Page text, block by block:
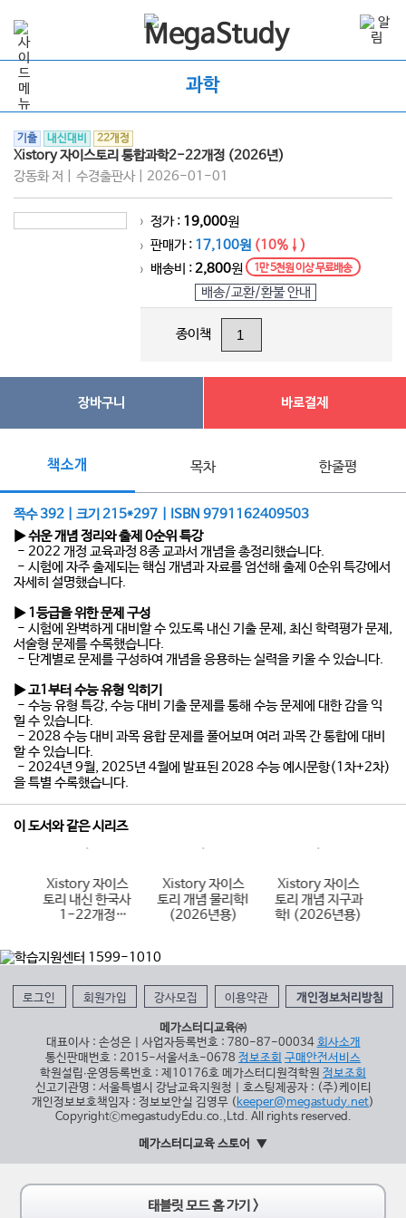
과학
기출 내신대비 22개정
Xistory 자이스토리 통합과학2-22개정 (2026년)
강동화 저 | 수경출판사 | 2026-01-01
> 정가 : 19,000원
> 판매가 : 17,100원 (10%↓)
> 배송비 :2,800원 1만 5천원 이상 무료배송
배송/교환/환불 안내
종이책
장바구니 바로결제
책소개 목차 한줄평
쪽수 392 | 크기 215*297 | ISBN 9791162409503
▶ 쉬운 개념 정리와 출제 0순위 특강
- 2022 개정 교육과정 8종 교과서 개념을 총정리했습니다.
- 시험에 자주 출제되는 핵심 개념과 자료를 엄선해 출제 0순위 특강에서
자세히 설명했습니다.
▶ 1등급을 위한 문제 구성
- 시험에 완벽하게 대비할 수 있도록 내신 기출 문제, 최신 학력평가 문제,
서술형 문제를 수록했습니다.
- 단계별로 문제를 구성하여 개념을 응용하는 실력을 키울 수 있습니다.
▶ 고1부터 수능 유형 익히기
- 수능 유형 특강, 수능 대비 기출 문제를 통해 수능 문제에 대한 감을 익
힐 수 있습니다.
- 2028 수능 대비 과목 융합 문제를 풀어보며 여러 과목 간 통합에 대비
할 수 있습니다.
- 2024년 9월, 2025년 4월에 발표된 2028 수능 예시문항(1차+2차)
을 특별 수록했습니다.
이 도서와 같은 시리즈
Xistory 자이스
토리 내신 한국사
1-22개정
Xistory 자이스
토리 개념 물리학I
(2026년용)
Xistory 자이스
토리 개념 지구과
학I (2026년용)
로그인 회원가입 강사모집 이용약관 개인정보처리방침
메가스터디교육㈜
대표이사 : 손성은 | 사업자등록번호 : 780-87-00034 회사소개
통신판매번호 : 2015-서울서초-0678 정보조회 구매안전서비스
학원설립∙운영등록번호 : 제10176호 메가스터디원격학원 정보조회
신고기관명 : 서울특별시 강남교육지원청 | 호스팅제공자 : (주)케이티
개인정보보호책임자 : 정보보안실 김영무 (keeper@megastudy.net)
CopyrightⓒmegastudyEdu.co.,Ltd. All rights reserved.
메가스터디교육 스토어
태블릿 모드 홈 가기 >